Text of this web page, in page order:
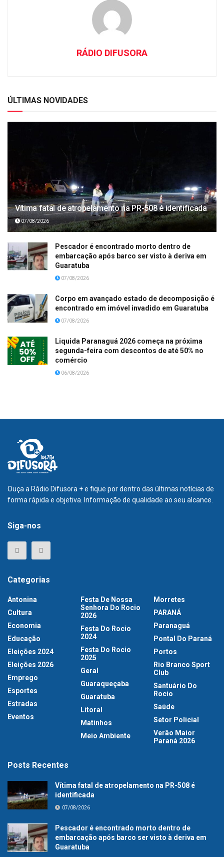
RÁDIO DIFUSORA
ÚLTIMAS NOVIDADES
Vítima fatal de atropelamento na PR-508 é identificada
07/08/2026
Pescador é encontrado morto dentro de
embarcação após barco ser visto à deriva em
Guaratuba
07/08/2026
Corpo em avançado estado de decomposição é
encontrado em imóvel invadido em Guaratuba
07/08/2026
Liquida Paranaguá 2026 começa na próxima
segunda-feira com descontos de até 50% no
comércio
06/08/2026
Ouça a Rádio Difusora + e fique por dentro das últimas notícias de
forma rápida e objetiva. Informação de qualidade ao seu alcance.
Siga-nos
Categorias
Antonina
Cultura
Economia
Educação
Eleições 2024
Eleições 2026
Emprego
Esportes
Estradas
Eventos
Festa De Nossa
Senhora Do Rocio
2026
Festa Do Rocio
2024
Festa Do Rocio
2025
Geral
Guaraqueçaba
Guaratuba
Litoral
Matinhos
Meio Ambiente
Morretes
PARANÁ
Paranaguá
Pontal Do Paraná
Portos
Rio Branco Sport
Club
Santuário Do
Rocio
Saúde
Setor Policial
Verão Maior
Paraná 2026
Posts Recentes
Vítima fatal de atropelamento na PR-508 é
identificada
07/08/2026
Pescador é encontrado morto dentro de
embarcação após barco ser visto à deriva em
Guaratuba